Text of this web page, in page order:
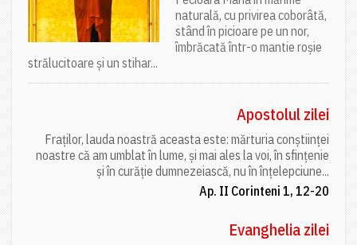
naturală, cu privirea coborâtă,
stând în picioare pe un nor,
îmbrăcată într-o mantie roșie
strălucitoare și un stihar...
Apostolul zilei
Fraților, lauda noastră aceasta este: mărturia conștiinței
noastre că am umblat în lume, și mai ales la voi, în sfințenie
și în curăție dumnezeiască, nu în înțelepciune...
Ap. II Corinteni 1, 12-20
Evanghelia zilei